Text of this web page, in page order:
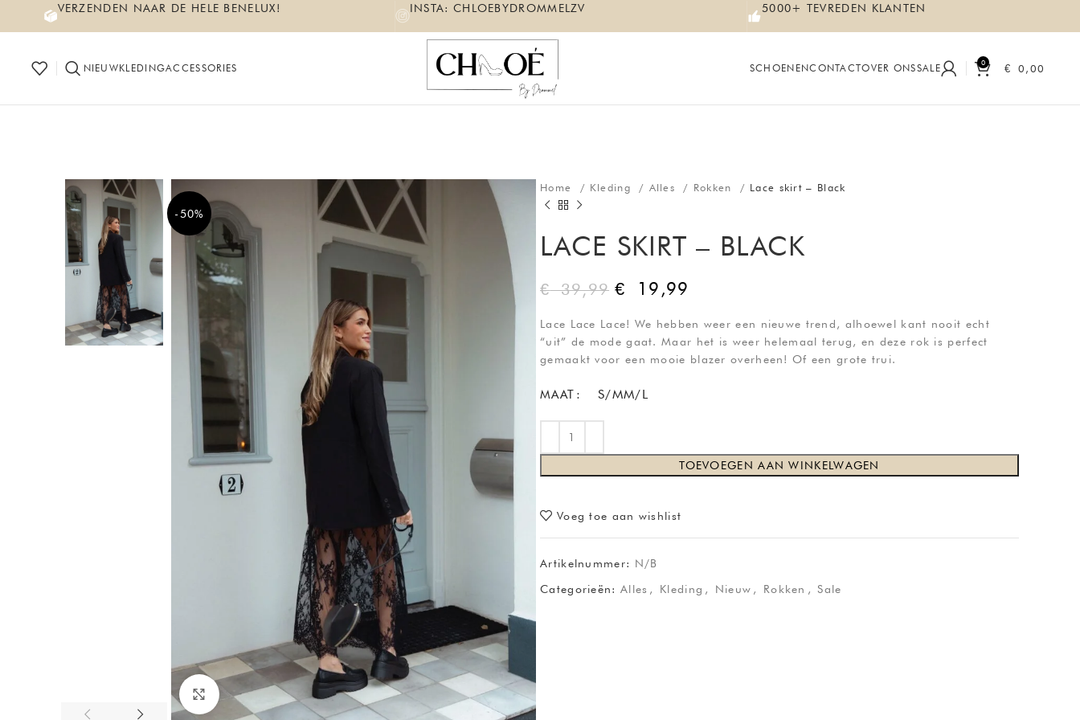
VERZENDEN NAAR DE HELE BENELUX! INSTA: CHLOEBYDROMMELZV 5000+ TEVREDEN KLANTEN
NIEUWKLEDINGACCESSORIES SCHOENENCONTACTOVER ONSSALE 0 € 0,00
-50%
Click to enlarge
Home Kleding Alles Rokken Lace skirt – Black
LACE SKIRT – BLACK
€39,99 € 19,99
Lace Lace Lace! We hebben weer een nieuwe trend, alhoewel kant nooit echt
“uit” de mode gaat. Maar het is weer helemaal terug, en deze rok is perfect
gemaakt voor een mooie blazer overheen! Of een grote trui.
MAAT S/MM/L
TOEVOEGEN AAN WINKELWAGEN
Voeg toe aan wishlist
Artikelnummer: N/B
Categorieën: Alles , Kleding , Nieuw , Rokken , Sale